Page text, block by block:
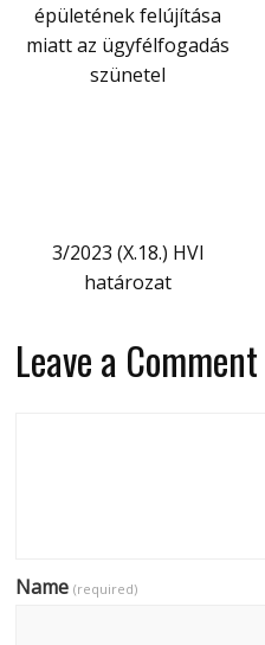
épületének felújítása
miatt az ügyfélfogadás
szünetel
3/2023 (X.18.) HVI
határozat
Leave a Comment
Name(required)